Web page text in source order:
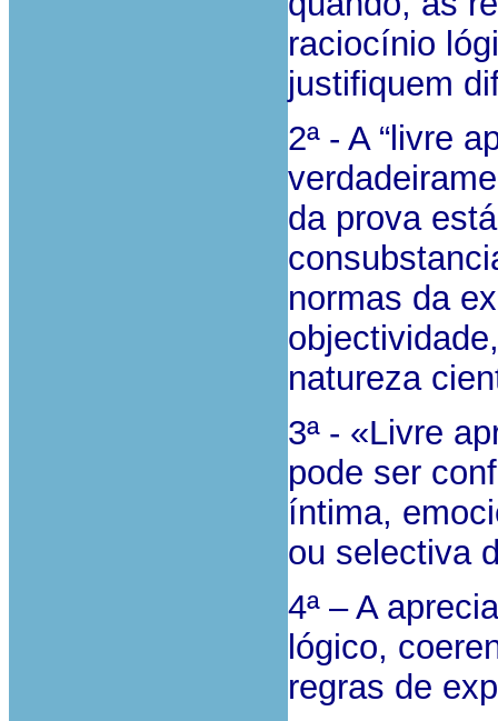
raciocínio
justifiquem
2ª - A “livre
da prova
normas da
natureza
3ª - «Livre
pode ser
íntima,
ou selectiva
4ª – A
lógico,
regras de